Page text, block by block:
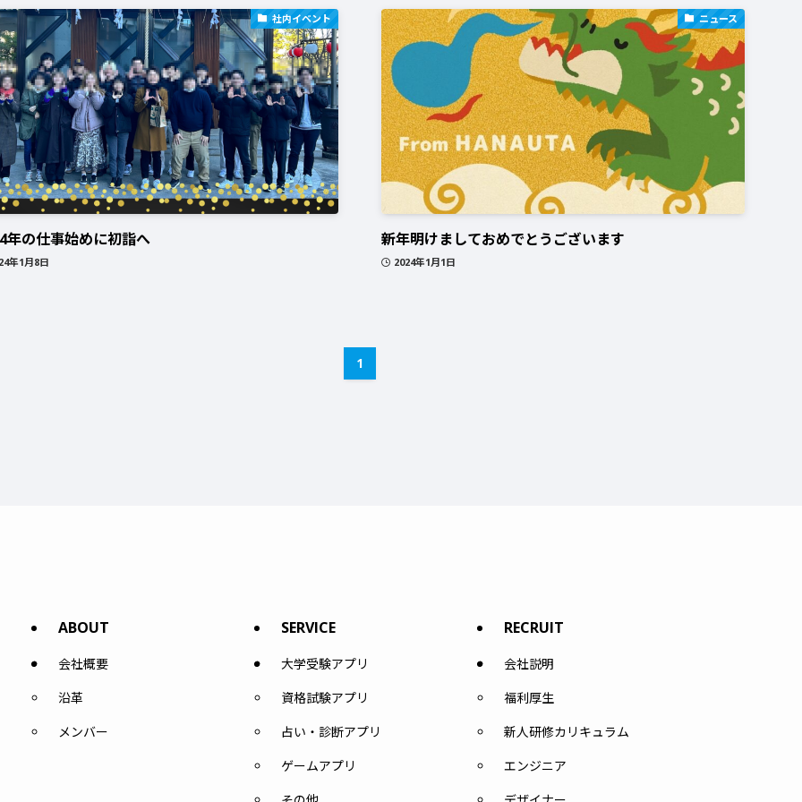
社内イベント
年の仕事始めに初詣へ
年1月8日
ニュース
新年明けましておめでとうございます
2024年1月1日
1
ABOUT
会社概要
沿革
メンバー
SERVICE
大学受験アプリ
資格試験アプリ
占い・診断アプリ
ゲームアプリ
RECRUIT
会社説明
福利厚生
新人研修カリキュラム
エンジニア